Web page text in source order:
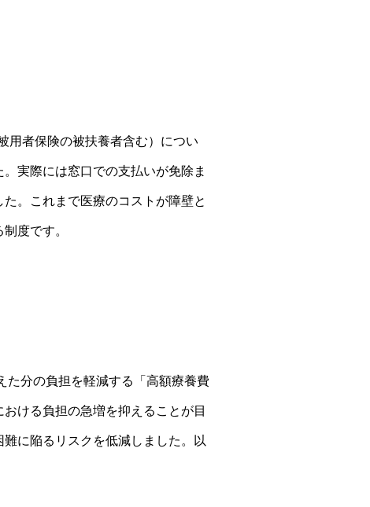
用者保険の被扶養者含む）につい
実際には窓口での支払いが免除ま
。これまで医療のコストが障壁と
度です。
た分の負担を軽減する「高額療養費
ける負担の急増を抑えることが目
に陥るリスクを低減しました。以